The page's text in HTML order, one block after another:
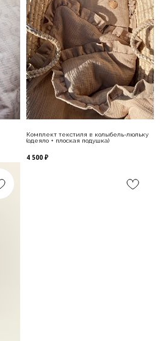
Комплект текстиля в колыбель-люльку
(одеяло + плоская подушка)
4 500 ₽